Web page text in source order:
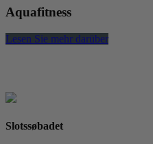
Aquafitness
Lesen Sie mehr darüber
Slotssøbadet